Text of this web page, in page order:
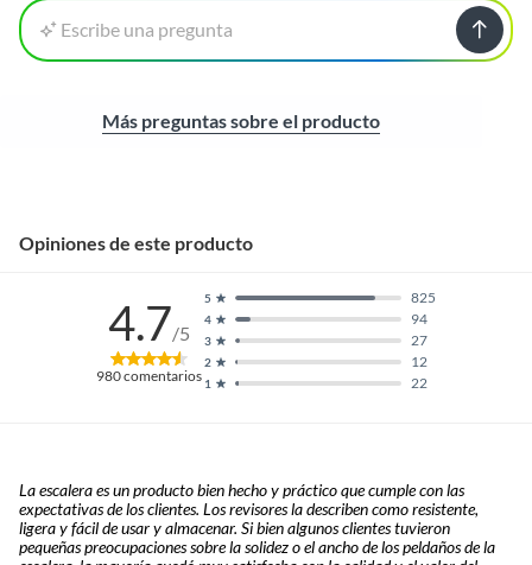
Escribe una pregunta
Más preguntas sobre el producto
Opiniones de este producto
4.7/5
980comentarios 1 22
2 12
3 27
4 94
5 825
La escalera es un producto bien hecho y práctico que cumple con las
expectativas de los clientes. Los revisores la describen como resistente,
ligera y fácil de usar y almacenar. Si bien algunos clientes tuvieron
pequeñas preocupaciones sobre la solidez o el ancho de los peldaños de la